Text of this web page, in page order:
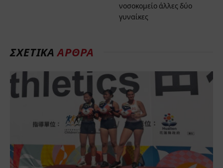
νοσοκομείο άλλες δύο
γυναίκες
ΣΧΕΤΙΚΆΆΡΘΡΑ